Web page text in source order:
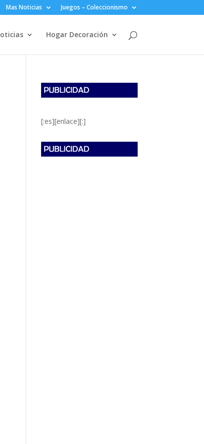
Mas Noticias Juegos – Coleccionismo
Hogar Decoración
[:es][enlace][:]